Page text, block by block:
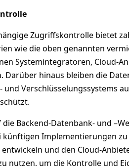
Zugriffskontrolle bietet
wie die oben genannten
Systemintegratoren, Cloud-
Darüber hinaus bleiben die
Verschlüsselungssystems
Backend-Datenbank- und
Implementierungen
und den Cloud-
nutzen, um die Kontrolle und